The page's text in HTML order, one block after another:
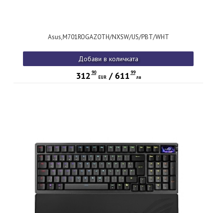
Asus,M701ROGAZOTH/NXSW/US/PBT/WHT
Добави в количката
312 90
EUR/ 611 99
лв